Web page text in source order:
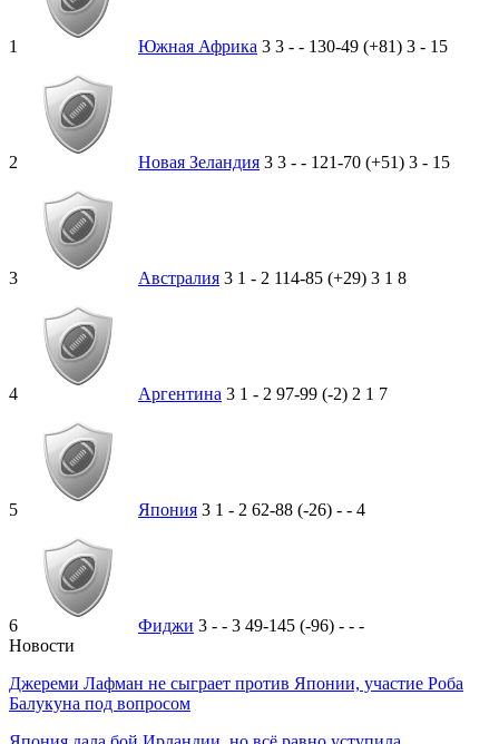
1 Южная Африка 3 3 - - 130-49 (+81) 3 - 15
2 Новая Зеландия 3 3 - - 121-70 (+51) 3 - 15
3 Австралия 3 1 - 2 114-85 (+29) 3 1 8
4 Аргентина 3 1 - 2 97-99 (-2) 2 1 7
5 Япония 3 1 - 2 62-88 (-26) - - 4
6 Фиджи 3 - - 3 49-145 (-96) - - -
Новости
Джереми Лафман не сыграет против Японии, участие Роба
Балукуна под вопросом